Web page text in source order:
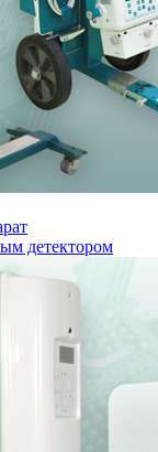
детектором